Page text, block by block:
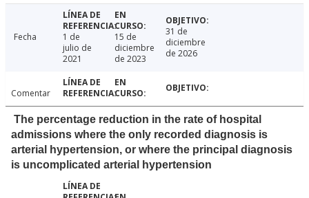
Fecha
1 de
julio de
2021
15 de
diciembre
de 2023
31 de
diciembre
de 2026
Comentar
The percentage reduction in the rate of hospital
admissions where the only recorded diagnosis is
arterial hypertension, or where the principal diagnosis
is uncomplicated arterial hypertension